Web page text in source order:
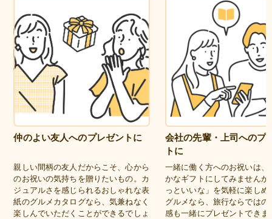
仲のよい友人へのプレゼントに
親しい間柄の友人だからこそ、心から
のお祝いの気持ちを贈りたいもの。カ
ジュアルさを感じられるおしゃれな表
紙のグルメカタログなら、気兼ねなく
楽しんでいただくことができるでしょ
会社の先輩・上司へのプ
トに
一緒に働く方へのお祝いは、
かなギフトにしてみませんか
っといいな」を気軽に楽しめ
グルメなら、旅行ならではの
感も一緒にプレゼントできま